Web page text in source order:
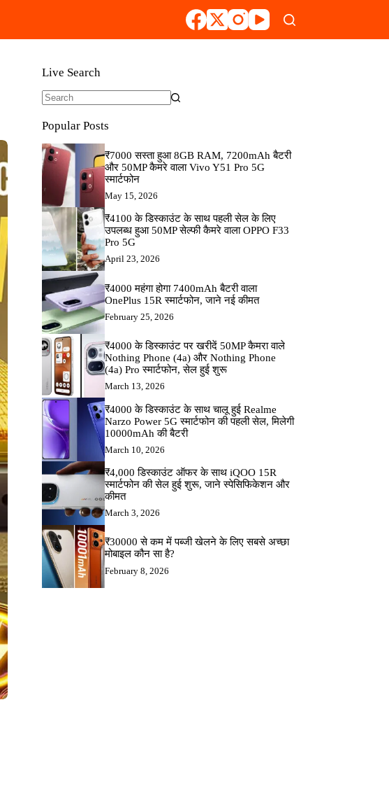
Live Search
results
Popular Posts
₹7000 सस्ता हुआ 8GB RAM, 7200mAh बैटरी
और 50MP कैमरे वाला Vivo Y51 Pro 5G
स्मार्टफोन
May 15, 2026
₹4100 के डिस्काउंट के साथ पहली सेल के लिए
उपलब्ध हुआ 50MP सेल्फी कैमरे वाला OPPO F33
Pro 5G
April 23, 2026
₹4000 महंगा होगा 7400mAh बैटरी वाला
OnePlus 15R स्मार्टफोन, जाने नई कीमत
February 25, 2026
₹4000 के डिस्काउंट पर खरीदें 50MP कैमरा वाले
Nothing Phone (4a) और Nothing Phone
(4a) Pro स्मार्टफोन, सेल हुई शुरू
March 13, 2026
₹4000 के डिस्काउंट के साथ चालू हुई Realme
Narzo Power 5G स्मार्टफोन की पहली सेल, मिलेगी
10000mAh की बैटरी
March 10, 2026
₹4,000 डिस्काउंट ऑफर के साथ iQOO 15R
स्मार्टफोन की सेल हुई शुरू, जाने स्पेसिफिकेशन और
कीमत
March 3, 2026
₹30000 से कम में पब्जी खेलने के लिए सबसे अच्छा
मोबाइल कौन सा है?
February 8, 2026